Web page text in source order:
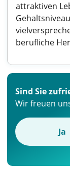
attraktiven
berufliche
Sind Sie
Wir freuen
Ja